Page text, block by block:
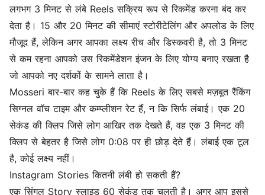
लगभग 3 मिनट से लंबे Reels सक्रिय रूप से रिकमेंड करना बंद कर
देता है। 15 और 20 मिनट की सीमाएं स्टोरीटेलिंग और अपलोड के लिए
मौजूद हैं, लेकिन अगर आपका लक्ष्य रीच और डिस्कवरी है, तो 3 मिनट
से कम रहना आपको उस रिकमेंडेशन इंजन के लिए योग्य बनाए रखता है
जो आपको नए दर्शकों के सामने लाता है।
Mosseri बार-बार कह चुके हैं कि Reels के लिए सबसे मज़बूत रैंकिंग
सिग्नल वॉच टाइम और कम्प्लीशन रेट हैं, न कि सिर्फ लंबाई। एक 20
सेकंड की क्लिप जिसे लोग आखिर तक देखते हैं, वह एक 3 मिनट की
क्लिप से बेहतर है जिसे लोग 0:08 पर ही छोड़ देते हैं। लंबाई एक टूल
है, कोई लक्ष्य नहीं।
Instagram Stories कितनी लंबी हो सकती हैं?
एक सिंगल Story स्लाइड 60 सेकंड तक चलती है। अगर आप इससे